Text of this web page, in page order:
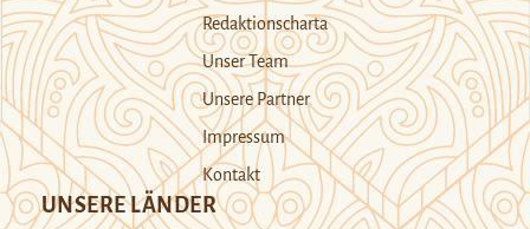
Redaktionscharta
Unser Team
Unsere Partner
Impressum
Kontakt
UNSERE LÄNDER